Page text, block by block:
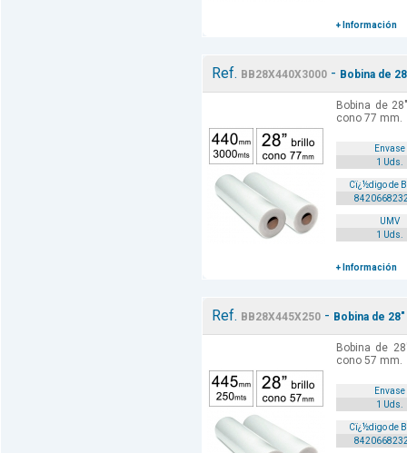
+ Información
Ref. BB28X440X3000 - Bobina de
Bobina de
cono 77 mm.
Envase
1 Uds.
Cï¿½digo de
UMV
1 Uds.
+ Información
Ref. BB28X445X250 - Bobina de
Bobina de
cono 57 mm.
Envase
1 Uds.
Cï¿½digo de